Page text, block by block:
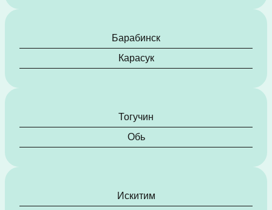
Барабинск
Карасук
Тогучин
Обь
Искитим